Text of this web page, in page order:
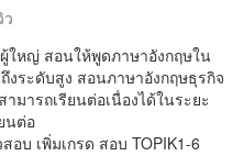
ว
ใหญ่ สอนให้พูดภาษาอังกฤษใน
ระดับสูง สอนภาษาอังกฤษธุรกิจ
มารถเรียนต่อเนื่องได้ในระยะ
นต่อ
บ เพิ่มเกรด สอบ TOPIK1-6